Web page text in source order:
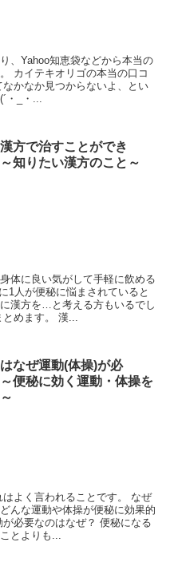
、Yahoo知恵袋などから本当の
カイテキオリゴの本当の口コ
かなか見つからないよ、とい
・_・...
方で治すことができ
知りたい漢方のこと～
体に良い気がして手軽に飲める
1人が便秘に悩まされていると
漢方を…と考える方もいるでし
めます。 漢...
なぜ運動(体操)が必
便秘に効く運動・体操を
よく言われることです。 なぜ
んな運動や体操が便秘に効果的
必要なのはなぜ？ 便秘になる
とよりも...